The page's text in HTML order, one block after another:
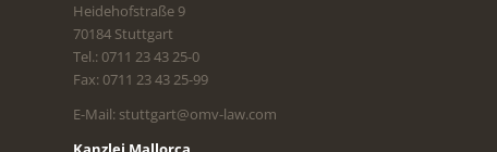
Heidehofstraße 9
70184 Stuttgart
Tel.: 0711 23 43 25-0
Fax: 0711 23 43 25-99
E-Mail: stuttgart@omv-law.com